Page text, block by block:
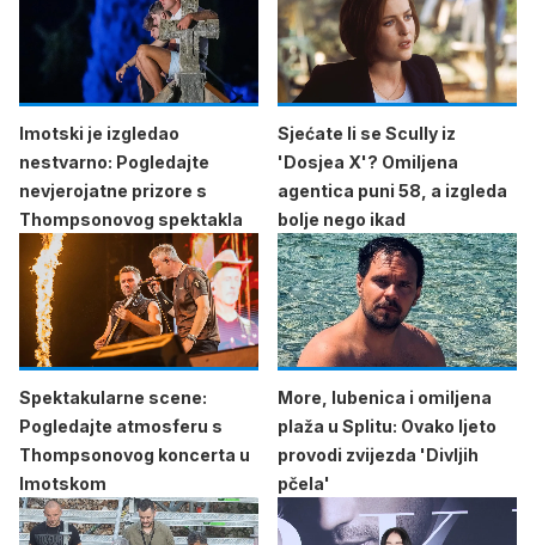
Imotski je izgledao
nestvarno: Pogledajte
nevjerojatne prizore s
Thompsonovog spektakla
Sjećate li se Scully iz
'Dosjea X'? Omiljena
agentica puni 58, a izgleda
bolje nego ikad
Spektakularne scene:
Pogledajte atmosferu s
Thompsonovog koncerta u
Imotskom
More, lubenica i omiljena
plaža u Splitu: Ovako ljeto
provodi zvijezda 'Divljih
pčela'